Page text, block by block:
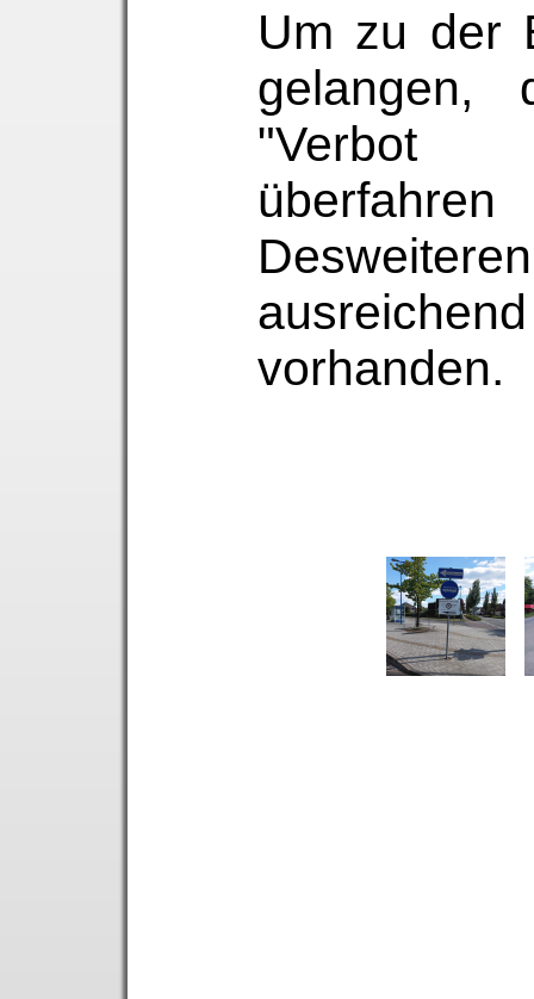
Um zu der
gelangen,
"Verbot
vorhanden.